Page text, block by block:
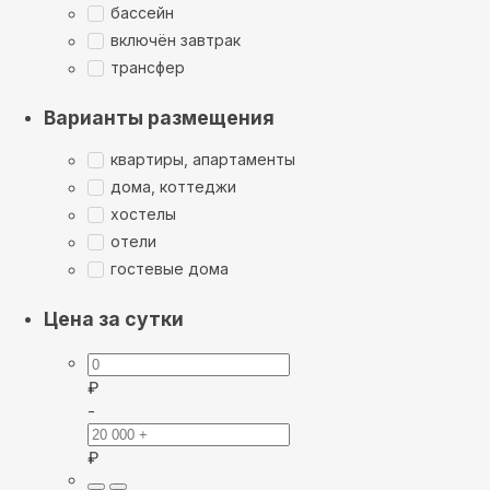
бассейн
включён завтрак
трансфер
Варианты размещения
квартиры, апартаменты
дома, коттеджи
хостелы
отели
гостевые дома
Цена за сутки
₽
-
₽